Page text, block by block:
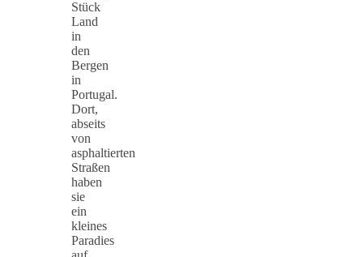
Stück
Land
in
den
Bergen
in
Portugal.
Dort,
abseits
von
asphaltierten
Straßen
haben
sie
ein
kleines
Paradies